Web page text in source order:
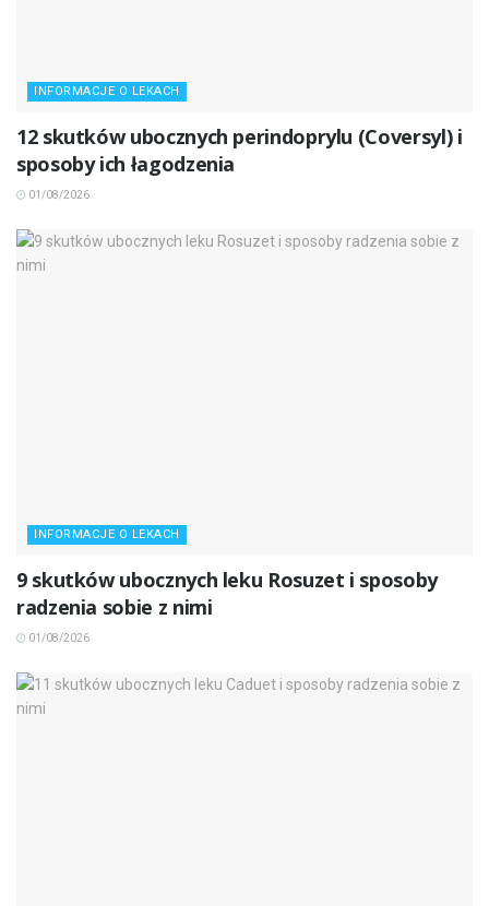
INFORMACJE O LEKACH
12 skutków ubocznych perindoprylu (Coversyl) i
sposoby ich łagodzenia
01/08/2026
INFORMACJE O LEKACH
9 skutków ubocznych leku Rosuzet i sposoby
radzenia sobie z nimi
01/08/2026